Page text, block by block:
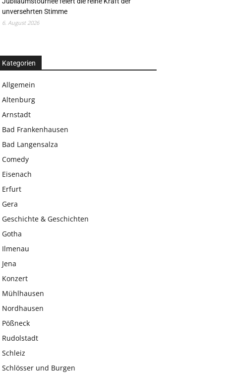
unversehrten Stimme
6. August 2026
Kategorien
Allgemein
Altenburg
Arnstadt
Bad Frankenhausen
Bad Langensalza
Comedy
Eisenach
Erfurt
Gera
Geschichte & Geschichten
Gotha
Ilmenau
Jena
Konzert
Mühlhausen
Nordhausen
Pößneck
Rudolstadt
Schleiz
Schlösser und Burgen